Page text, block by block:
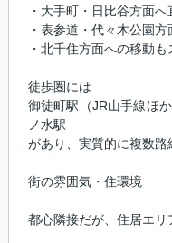
・大手町・日比谷方面へ
・表参道・代々木公園
・北千住方面への移動
徒歩圏には
御徒町駅（JR山手線ほ
ノ水駅
があり、実質的に複数路
街の雰囲気・住環境
都心隣接だが、住居エリ